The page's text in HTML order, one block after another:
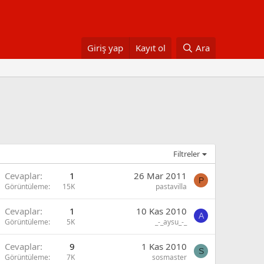
Giriş yap Kayıt ol Ara
Filtreler
Cevaplar 1
Görüntüleme 15K
26 Mar 2011
pastavilla
P
Cevaplar 1
Görüntüleme 5K
10 Kas 2010
_-_aysu_-_
A
Cevaplar 9
Görüntüleme 7K
1 Kas 2010
sosmaster
S